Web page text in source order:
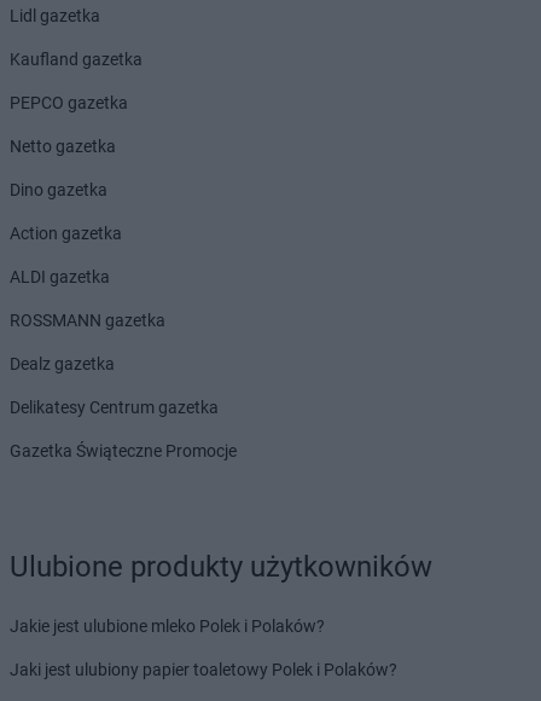
Lidl gazetka
Kaufland gazetka
PEPCO gazetka
Netto gazetka
Dino gazetka
Action gazetka
ALDI gazetka
ROSSMANN gazetka
Dealz gazetka
Delikatesy Centrum gazetka
Gazetka Świąteczne Promocje
Ulubione produkty użytkowników
Jakie jest ulubione mleko Polek i Polaków?
Jaki jest ulubiony papier toaletowy Polek i Polaków?